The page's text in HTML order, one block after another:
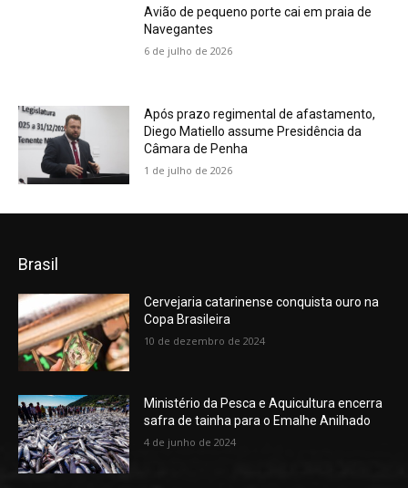
Avião de pequeno porte cai em praia de
Navegantes
6 de julho de 2026
Após prazo regimental de afastamento,
Diego Matiello assume Presidência da
Câmara de Penha
1 de julho de 2026
Brasil
Cervejaria catarinense conquista ouro na
Copa Brasileira
10 de dezembro de 2024
Ministério da Pesca e Aquicultura encerra
safra de tainha para o Emalhe Anilhado
4 de junho de 2024